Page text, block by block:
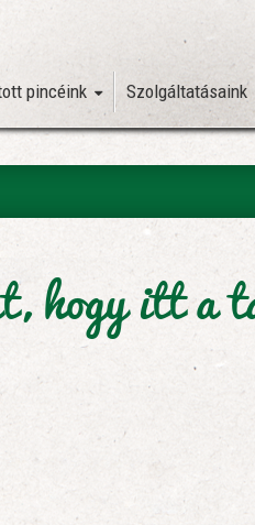
pincéink Szolgáltatásaink
hogy itt a